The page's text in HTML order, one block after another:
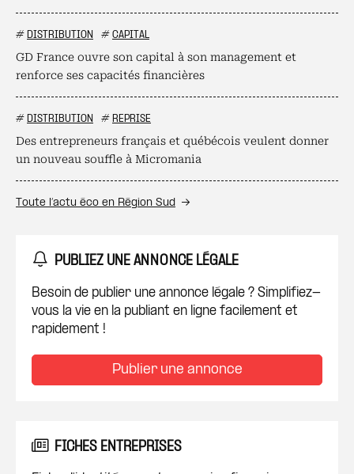
# DISTRIBUTION # CAPITAL
GD France ouvre son capital à son management et
renforce ses capacités financières
# DISTRIBUTION # REPRISE
Des entrepreneurs français et québécois veulent donner
un nouveau souffle à Micromania
Toute l’actu éco en Région Sud
PUBLIEZ UNE ANNONCE LÉGALE
Besoin de publier une annonce légale ? Simplifiez-
vous la vie en la publiant en ligne facilement et
rapidement !
Publier une annonce
FICHES ENTREPRISES